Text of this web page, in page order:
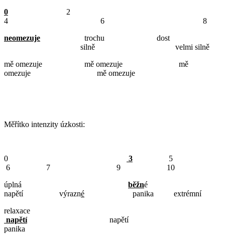
0 2
4 6 8
neomezuje trochu dost
silně velmi silně
mě omezuje mě omezuje mě
omezuje mě omezuje
Měřítko intenzity úzkosti:
0 3 5
6 7 9 10
úplná běžné
napětí výrazné panika extrémní
relaxace
napětínapětí
panika